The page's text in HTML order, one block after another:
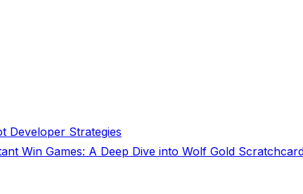
Developer Strategies
Win Games: A Deep Dive into Wolf Gold